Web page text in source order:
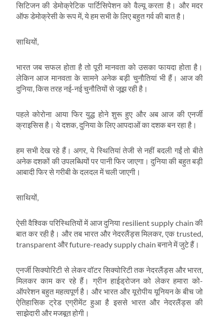
सिटिजन की डेमोक्रेटिक पार्टिसिपेशन को वैल्यू करता है। और मदर
ऑफ डेमोक्रेसी के रूप में, ये हम सभी के लिए बहुत गर्व की बात है।
साथियों,
भारत जब सफल होता है तो पूरी मानवता को उसका फायदा होता है।
लेकिन आज मानवता के सामने अनेक बड़ी चुनौतियां भी हैं। आज की
दुनिया, किस तरह नई-नई चुनौतियों से जूझ रही है।
पहले कोरोना आया फिर युद्ध होने शुरू हुए और अब आज की एनर्जी
क्राइसिस है। ये दशक, दुनिया के लिए आपदाओं का दशक बन रहा है।
हम सभी देख रहे हैं। अगर, ये स्थितियां तेजी से नहीं बदली गईं तो बीते
अनेक दशकों की उपलब्धियों पर पानी फिर जाएगा। दुनिया की बहुत बड़ी
आबादी फिर से गरीबी के दलदल में चली जाएगी।
साथियों,
ऐसी वैश्विक परिस्थितियों में आज दुनिया resilient supply chain की
बात कर रही है। और तब भारत और नेदरलैंड्स मिलकर, एक trusted,
transparent और future-ready supply chain बनाने में जुटे हैं।
एनर्जी सिक्योरिटी से लेकर वॉटर सिक्योरिटी तक नेदरलैंड्स और भारत,
मिलकर काम कर रहे हैं। ग्रीन हाईड्रोजन को लेकर हमारा को-
ऑपरेशन बहुत महत्वपूर्ण है। और भारत और यूरोपीय यूनियन के बीच जो
ऐतिहासिक ट्रेड एग्रीमेंट हुआ है इससे भारत और नेदरलैंड्स की
साझेदारी और मजबूत होगी।